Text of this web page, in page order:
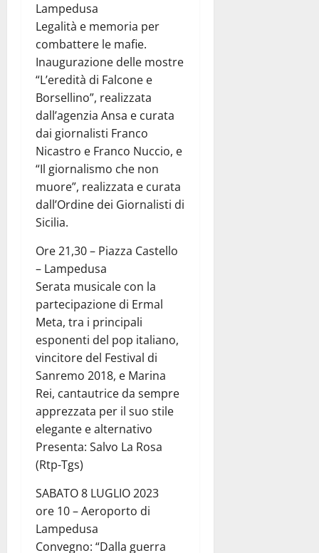
Lampedusa
Legalità e memoria per
combattere le mafie.
Inaugurazione delle mostre
“L’eredità di Falcone e
Borsellino”, realizzata
dall’agenzia Ansa e curata
dai giornalisti Franco
Nicastro e Franco Nuccio, e
“Il giornalismo che non
muore”, realizzata e curata
dall’Ordine dei Giornalisti di
Sicilia.
Ore 21,30 – Piazza Castello
– Lampedusa
Serata musicale con la
partecipazione di Ermal
Meta, tra i principali
esponenti del pop italiano,
vincitore del Festival di
Sanremo 2018, e Marina
Rei, cantautrice da sempre
apprezzata per il suo stile
elegante e alternativo
Presenta: Salvo La Rosa
(Rtp-Tgs)
SABATO 8 LUGLIO 2023
ore 10 – Aeroporto di
Lampedusa
Convegno: “Dalla guerra